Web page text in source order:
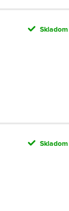
Skladom
Skladom